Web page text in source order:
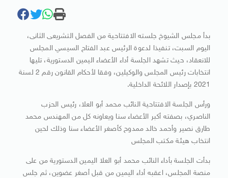
بدأ مجلس الشيوخ جلسته الافتتاحية من الفصل التشريعى الثانى،
اليوم السبت، تنفيذا لدعوة الرئيس عبد الفتاح السيسي المجلس
للانعقاد، حيث تشهد الجلسة أداء الأعضاء اليمين الدستورية، تليها
انتخابات رئيس المجلس والوكيلين، وفقا لأحكام القانون رقم 2 لسنة
2021 بإصدار اللائحة الداخلية.
ورأس الجلسة الافتتاحية النائب محمد أبو العلا، رئيس الحزب
الناصري، بصفته أكبر الأعضاء سنا ويعاونه كل من المهندس محمد
طارق نصير وأحمد خالد ممدوح كأصغر الأعضاء سنا وذلك لحين
انتخاب هيئة مكتب المجلس
بدأت الجلسة بأداء النائب محمد أبو العلا اليمين الدستورية من على
منصة المجلس، اعقبه أداء اليمين من قبل أصغر عضوين، ثم جلس